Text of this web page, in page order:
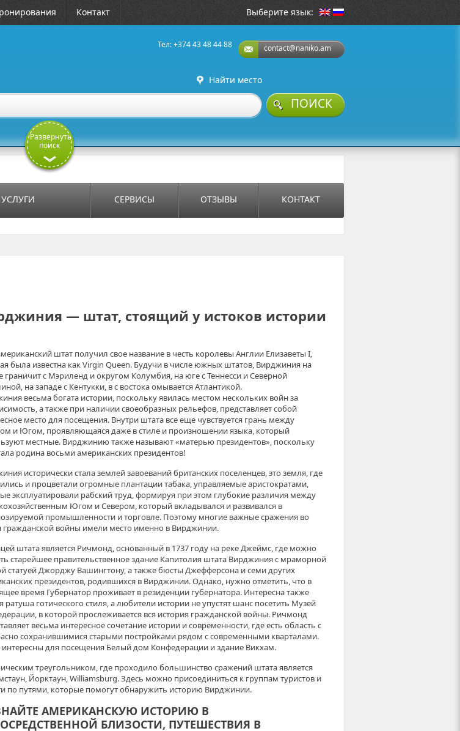
Контакт Выберите язык:
contact@naniko.am
Тел: +374 43 48 44 88
Найти место
ПОИСК
Развернуть
поиск
СЕРВИСЫ ОТЗЫВЫ КОНТАКТ
— штат, стоящий у истоков истории
штат получил свое название в честь королевы Англии Елизаветы I,
была известна как Virgin Queen. Будучи в числе южных штатов, Вирджиния на
граничит с Мэриленд и округом Колумбия, на юге с Теннесси и Северной
на западе с Кентукки, в с востока омывается Атлантикой.
весьма богата истории, поскольку явилась местом нескольких войн за
а также при наличии своеобразных рельефов, представляет собой
место для посещения. Внутри штата все еще чувствуется грань между
и Югом, проявляющаяся даже в стиле и произношении языка, который
местные. Вирджинию также называют «матерью президентов», поскольку
родина восьми американских президентов!
исторически стала землей завоеваний британских поселенцев, это земля, где
и процветали огромные плантации табака, управляемые аристократами,
эксплуатировали рабский труд, формируя при этом глубокие различия между
Югом и Севером, который вкладывался и развивался в
промышленности и торговле. Поэтому многие важные сражения во
гражданской войны имели место именно в Вирджинии.
штата является Ричмонд, основанный в 1737 году на реке Джеймс, где можно
старейшее правительственное здание Капитолия штата Вирджиния с мраморной
статуей Джорджу Вашингтону, а также бюсты Джефферсона и семи других
президентов, родившихся в Вирджинии. Однако, нужно отметить, что в
время Губернатор проживает в резиденции губернатора. Интересна также
ратуша готического стиля, а любители истории не упустят шанс посетить Музей
в которой прослеживается вся история гражданской войны. Ричмонд
весьма интересное сочетание истории и современности, где есть область с
сохранившимися старыми постройками рядом с современными кварталами.
интересны для посещения Белый дом Конфедерации и здание Викхам.
треугольником, где проходило большинство сражений штата является
Йорктаун, Williamsburg. Здесь можно присоединиться к группам туристов и
по путями, которые помогут обнаружить историю Вирджинии.
АМЕРИКАНСКУЮ ИСТОРИЮ В
БЛИЗОСТИ, ПУТЕШЕСТВИЯ В